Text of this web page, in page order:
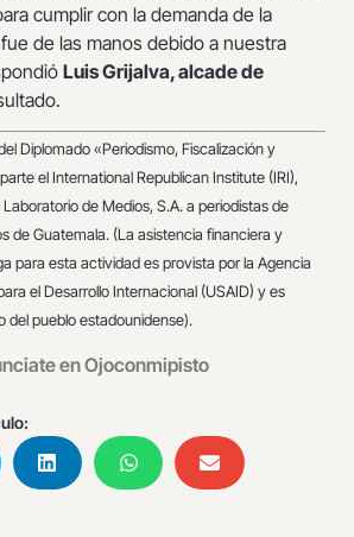
cumplir con la demanda de la
de las manos debido a nuestra
Luis Grijalva, alcade de
Diplomado «Periodismo, Fiscalización y
el International Republican Institute (IRI),
de Medios, S.A. a periodistas de
de Guatemala. (La asistencia financiera y
para esta actividad es provista por la Agencia
el Desarrollo Internacional (USAID) y es
del pueblo estadounidense).
en Ojoconmipisto